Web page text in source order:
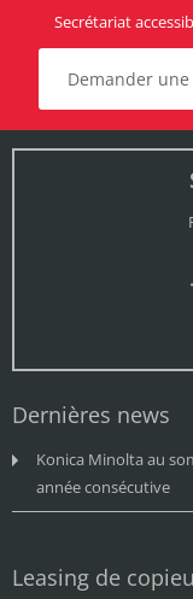
Secrétariat
Demander
Dernières news
Konica Minolta au
année consécutive
Leasing de